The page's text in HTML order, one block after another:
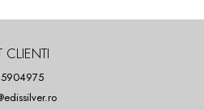
CLIENTI